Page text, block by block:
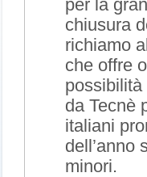
per la
chiusura
richiamo
che offre
possibilità
da Tecnè
italiani
dell’anno
minori.